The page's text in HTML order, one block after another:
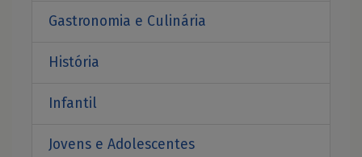
Gastronomia e Culinária
História
Infantil
Jovens e Adolescentes